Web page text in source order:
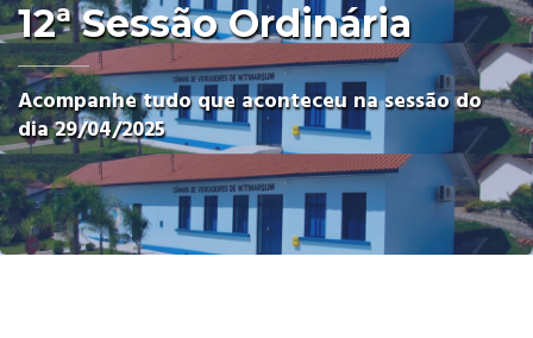
12ª Sessão Ordinária
Acompanhe tudo que aconteceu na sessão do
dia 29/04/2025